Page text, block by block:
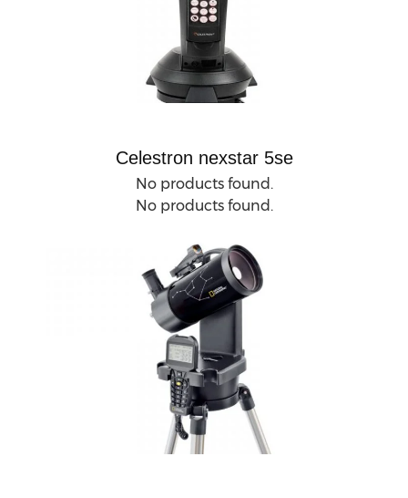
Celestron nexstar 5se
No products found.
No products found.